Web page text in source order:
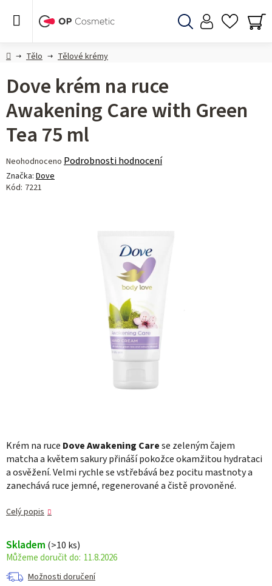
DomůTělo Tělové krémy
Krém na ruce Dove Awakening Carese zeleným čajem
matcha a květem sakury přináší pokožce okamžitou hydrataci
a osvěžení. Velmi rychle se vstřebává bez pocitu mastnoty a
zanechává ruce jemné, regenerované a čistě provoněné.
Celý popis
Skladem (>10 ks)
11.8.2026
Možnosti doručení
Dove krém na ruce
Awakening Care with Green
Tea 75 ml
Průměrné
hodnocení
produktu
Neohodnoceno Podrobnosti hodnocení
Značka: Dove
Kód: 7221